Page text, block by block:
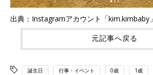
出典：Instagramアカウント「kim.kimbaby」
元記事へ戻る
誕生日 行事・イベント 0歳 1歳